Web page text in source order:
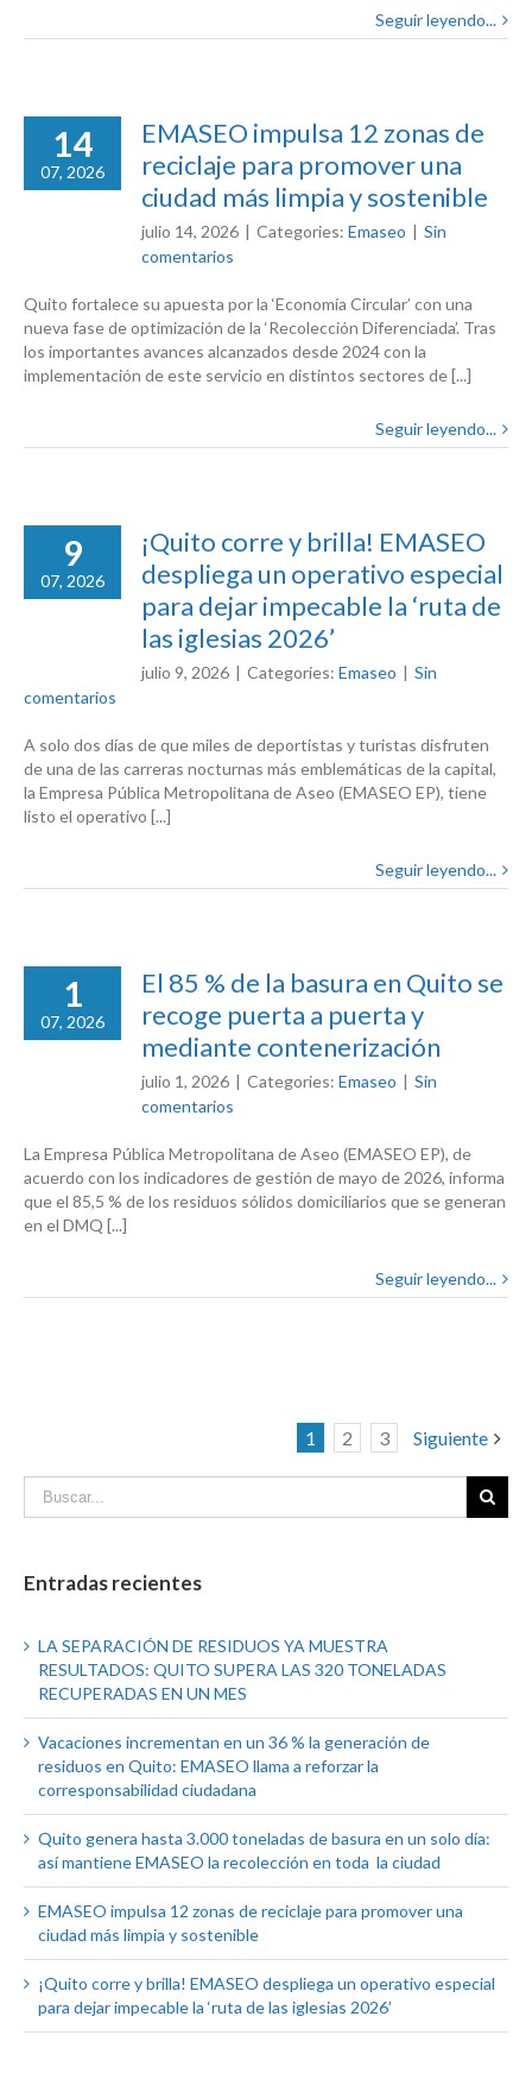
Seguir leyendo...
14
07, 2026
EMASEO impulsa 12 zonas de
reciclaje para promover una
ciudad más limpia y sostenible
julio 14, 2026 | Categories: Emaseo | Sin
comentarios
Quito fortalece su apuesta por la ‘Economía Circular’ con una
nueva fase de optimización de la ‘Recolección Diferenciada’. Tras
los importantes avances alcanzados desde 2024 con la
implementación de este servicio en distintos sectores de [...]
Seguir leyendo...
9
07, 2026
¡Quito corre y brilla! EMASEO
despliega un operativo especial
para dejar impecable la ‘ruta de
las iglesias 2026’
julio 9, 2026 | Categories: Emaseo | Sin
comentarios
A solo dos días de que miles de deportistas y turistas disfruten
de una de las carreras nocturnas más emblemáticas de la capital,
la Empresa Pública Metropolitana de Aseo (EMASEO EP), tiene
listo el operativo [...]
Seguir leyendo...
1
07, 2026
El 85 % de la basura en Quito se
recoge puerta a puerta y
mediante contenerización
julio 1, 2026 | Categories: Emaseo | Sin
comentarios
La Empresa Pública Metropolitana de Aseo (EMASEO EP), de
acuerdo con los indicadores de gestión de mayo de 2026, informa
que el 85,5 % de los residuos sólidos domiciliarios que se generan
en el DMQ [...]
Seguir leyendo...
1 2 3 Siguiente
Entradas recientes
LA SEPARACIÓN DE RESIDUOS YA MUESTRA
RESULTADOS: QUITO SUPERA LAS 320 TONELADAS
RECUPERADAS EN UN MES
Vacaciones incrementan en un 36 % la generación de
residuos en Quito: EMASEO llama a reforzar la
corresponsabilidad ciudadana
Quito genera hasta 3.000 toneladas de basura en un solo día:
así mantiene EMASEO la recolección en toda la ciudad
EMASEO impulsa 12 zonas de reciclaje para promover una
ciudad más limpia y sostenible
¡Quito corre y brilla! EMASEO despliega un operativo especial
para dejar impecable la ‘ruta de las iglesias 2026’